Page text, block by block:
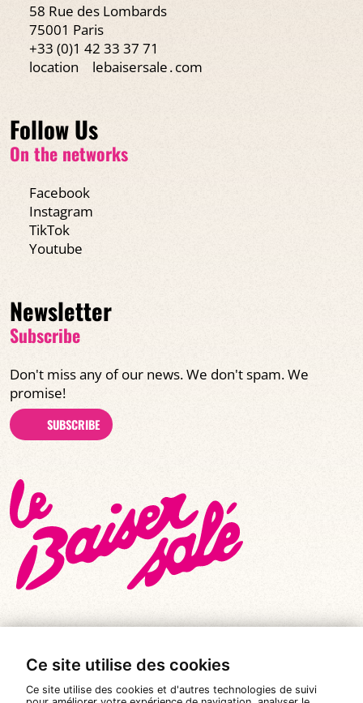
Ce site utilise des cookies
Ce site utilise des cookies et d'autres technologies de suivi
58 Rue des Lombards
75001 Paris
+33 (0)1 42 33 37 71
location
lebaisersale․com
Follow Us
On the networks
Facebook
Instagram
TikTok
Youtube
Newsletter
Subscribe
Don't miss any of our news. We don't spam. We
promise!
SUBSCRIBE
© All rights reserved 2026 |
Le Baiser Salé
Legal notices